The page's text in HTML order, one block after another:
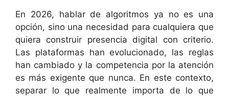
En 2026, hablar de algoritmos ya no es una
opción, sino una necesidad para cualquiera que
quiera construir presencia digital con criterio.
Las plataformas han evolucionado, las reglas
han cambiado y la competencia por la atención
es más exigente que nunca. En este contexto,
separar lo que realmente importa de lo que